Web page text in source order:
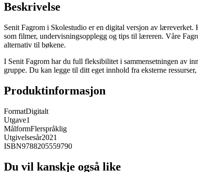
Beskrivelse
Senit Fagrom i Skolestudio er en digital versjon av læreverket.
som filmer, undervisningsopplegg og tips til læreren. Våre
alternativ til bøkene.
I Senit Fagrom har du full fleksibilitet i sammensetningen av
gruppe. Du kan legge til ditt eget innhold fra eksterne
Produktinformasjon
FormatDigitalt
Utgave1
MålformFlerspråklig
Utgivelsesår2021
ISBN9788205559790
Du vil kanskje også like